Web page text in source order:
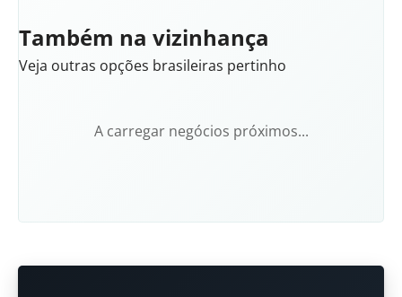
Também na vizinhança
Veja outras opções brasileiras pertinho
A carregar negócios próximos...